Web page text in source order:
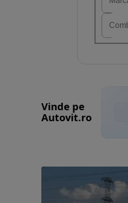
Vinde pe
Autovit.ro